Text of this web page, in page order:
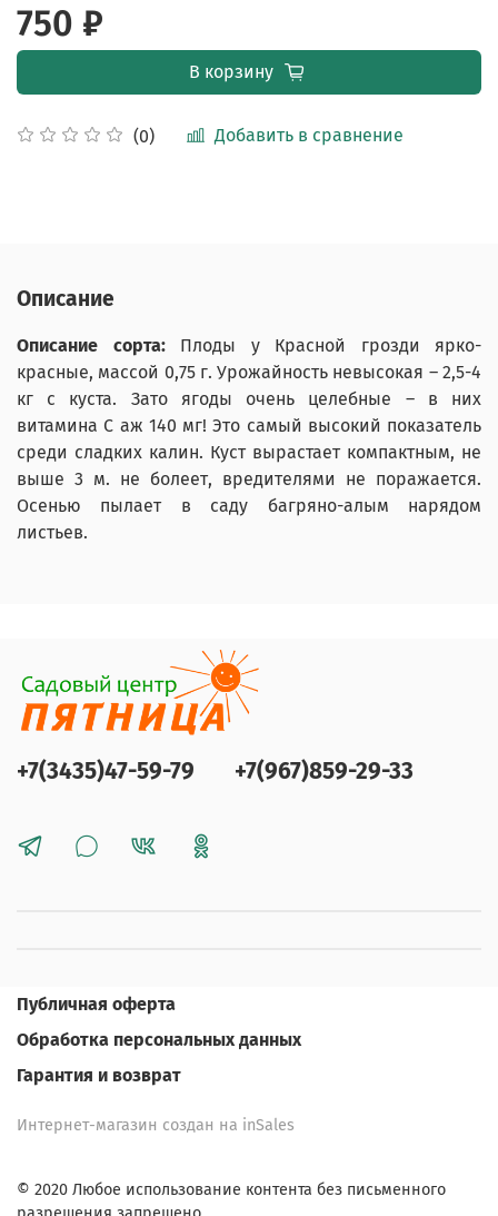
(0) Добавить в сравнение
750 ₽
В корзину
Описание
Описание сорта:Плоды у Красной грозди ярко-
красные, массой 0,75 г. Урожайность невысокая – 2,5-4
кг с куста. Зато ягоды очень целебные – в них
витамина С аж 140 мг! Это самый высокий показатель
среди сладких калин. Куст вырастает компактным, не
выше 3 м. не болеет, вредителями не поражается.
Осенью пылает в саду багряно-алым нарядом
листьев.
+7(3435)47-59-79 +7(967)859-29-33
Публичная оферта
Обработка персональных данных
Гарантия и возврат
Интернет-магазин создан на inSales
© 2020 Любое использование контента без письменного